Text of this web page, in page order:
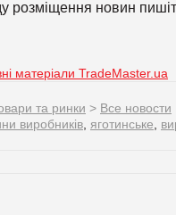
розміщення новин
матеріали TradeMaster.ua
та ринки > Все новости
виробників яготинське